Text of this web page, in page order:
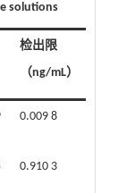
solutions
检出限
（ng/mL）
0.009 8
0.910 3